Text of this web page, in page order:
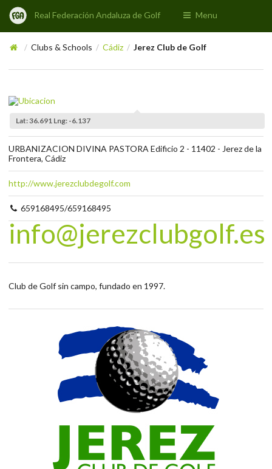
Real Federación Andaluza de Golf Menu
/ Clubs & Schools / Cádiz / Jerez Club de Golf
Lat: 36.691 Lng: -6.137
URBANIZACION DIVINA PASTORA Edificio 2 - 11402 - Jerez de la
Frontera, Cádiz
http://www.jerezclubdegolf.com
659168495/659168495
info@jerezclubgolf.es
Club de Golf sin campo, fundado en 1997.